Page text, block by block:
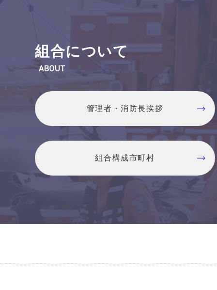
組合について
管理者・消防長挨拶
組合構成市町村